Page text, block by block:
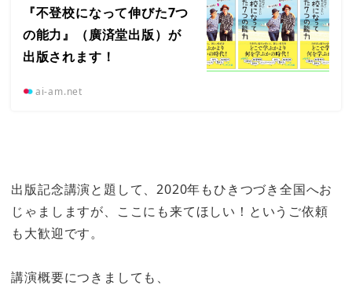
『不登校になって伸びた7つ
の能力』（廣済堂出版）が
出版されます！
ai-am.net
出版記念講演と題して、2020年もひきつづき全国へお
じゃましますが、ここにも来てほしい！というご依頼
も大歓迎です。
講演概要につきましても、